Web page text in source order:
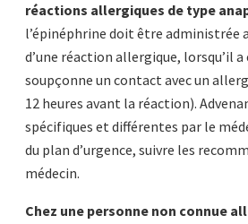
réactions allergiques de type
l’épinéphrine doit être administrée
d’une réaction allergique, lorsqu’il a
soupçonne un contact avec un
12 heures avant la réaction).
spécifiques et différentes par le
du plan d’urgence, suivre les
médecin.
Chez une personne non connue